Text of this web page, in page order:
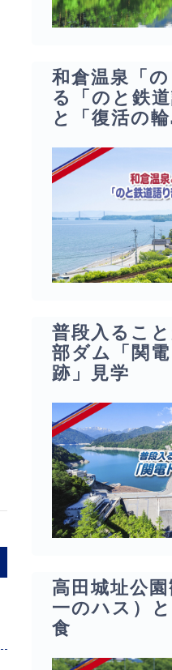
和倉温泉「
る「のと鉄
と「復活の輪
普段入るこ
部ダム「関
跡」見学
高田城址公
一のハス）
食